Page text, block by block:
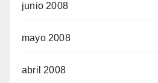
junio 2008
mayo 2008
abril 2008